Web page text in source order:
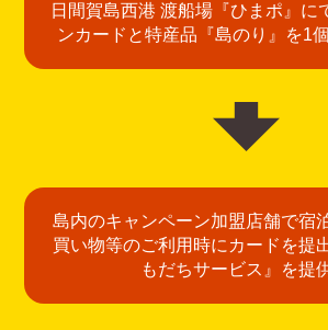
日間賀島西港 渡船場『ひまポ』に
ンカードと特産品『島のり』を1
島内のキャンペーン加盟店舗で宿
買い物等のご利用時にカードを提
もだちサービス』を提